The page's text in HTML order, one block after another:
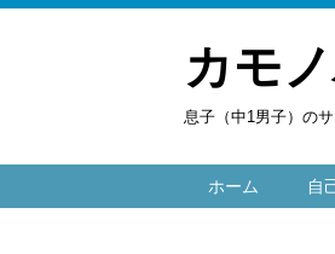
カモ
息子（中1男子）の
ホーム 自